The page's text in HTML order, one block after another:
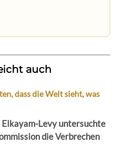
auch
dass die Welt sieht, was
Levy untersuchte
die Verbrechen